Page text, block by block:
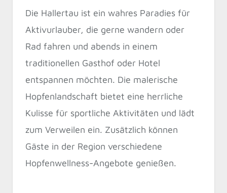
Die Hallertau ist ein wahres Paradies für
Aktivurlauber, die gerne wandern oder
Rad fahren und abends in einem
traditionellen Gasthof oder Hotel
entspannen möchten. Die malerische
Hopfenlandschaft bietet eine herrliche
Kulisse für sportliche Aktivitäten und lädt
zum Verweilen ein. Zusätzlich können
Gäste in der Region verschiedene
Hopfenwellness-Angebote genießen.